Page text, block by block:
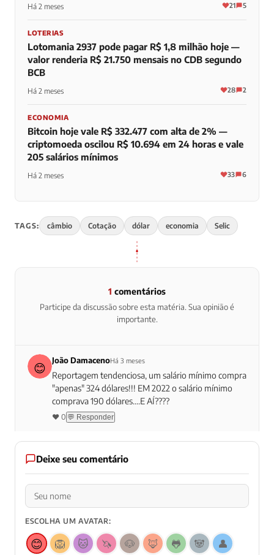
Há 2 meses 21 5
LOTERIAS
Lotomania 2937 pode pagar R$ 1,8 milhão hoje —
valor renderia R$ 21.750 mensais no CDB segundo
BCB
Há 2 meses 28 2
ECONOMIA
Bitcoin hoje vale R$ 332.477 com alta de 2% —
criptomoeda oscilou R$ 10.694 em 24 horas e vale
205 salários mínimos
Há 2 meses 33 6
TAGS: câmbio Cotação dólar economia Selic
1 comentários
Participe da discussão sobre esta matéria. Sua opinião é
importante.
João DamacenoHá 3 meses
Reportagem tendenciosa, um salário mínimo compra
"apenas" 324 dólares!!! EM 2022 o salário mínimo
comprava 190 dólares....E AÍ????
❤️ 0 💬 Responder
Deixe seu comentário
ESCOLHA UM AVATAR:
😊 🦁 🐱 🦄 🐶 🦊 🐸 🐼 👤